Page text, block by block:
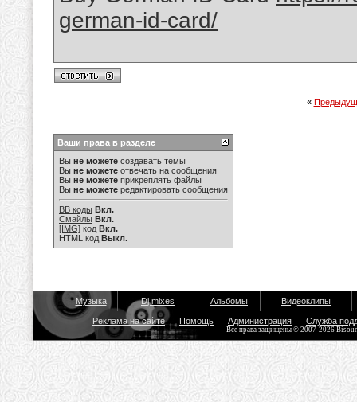
german-id-card/
«
Ваши права в разделе
Вы не можете создавать темы
Вы не можете отвечать на сообщения
Вы не можете прикреплять файлы
Вы не можете редактировать сообщения
BB коды Вкл.
Смайлы Вкл.
[IMG] код Вкл.
HTML код Выкл.
Музыка Dj mixes Альбомы Видеоклипы
Реклама на сайте Помощь Администрация Служба
Все права защищены © 2007-2026